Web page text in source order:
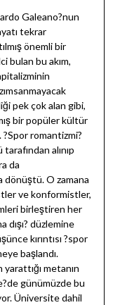
Galeano?nun
tekrar
önemli bir
bulan bu akım,
pek çok alan gibi,
bir popüler kültür
romantizmi?
alınıp
da
dönüştü. O zamana
ve konformistler,
birleştiren her
dışı? düzlemine
kırıntısı ?spor
başlandı.
metanın
günümüzde bu
Üniversite dahil